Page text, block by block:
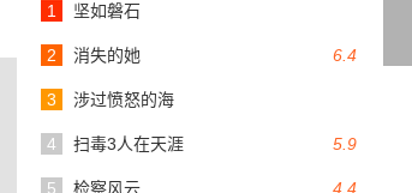
1 坚如磐石
6.4
2 消失的她
3 涉过愤怒的海
5.9
4 扫毒3人在天涯
4.4
5 检察风云